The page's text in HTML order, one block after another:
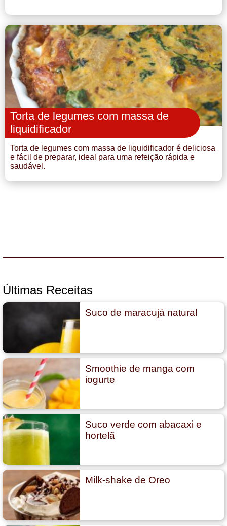
Torta de legumes com massa de
liquidificador
Torta de legumes com massa de liquidificador é deliciosa
e fácil de preparar, ideal para uma refeição rápida e
saudável.
Últimas Receitas
Suco de maracujá natural
Smoothie de manga com
iogurte
Suco verde com abacaxi e
hortelã
Milk-shake de Oreo